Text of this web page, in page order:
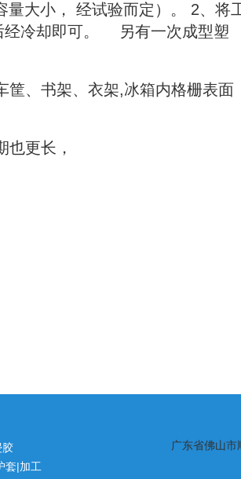
量大小， 经试验而定）。 2、将
冷却即可。
另有一次成型塑
筐、书架、衣架,冰箱内格栅表面
期也更长，
胶
套|加工
广东省佛山